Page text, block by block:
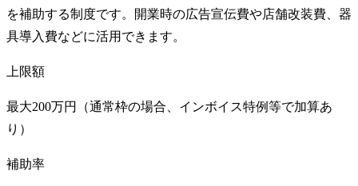
を補助する制度です。開業時の広告宣伝費や店舗改装費、器
具導入費などに活用できます。
上限額
最大200万円（通常枠の場合、インボイス特例等で加算あ
り）
補助率